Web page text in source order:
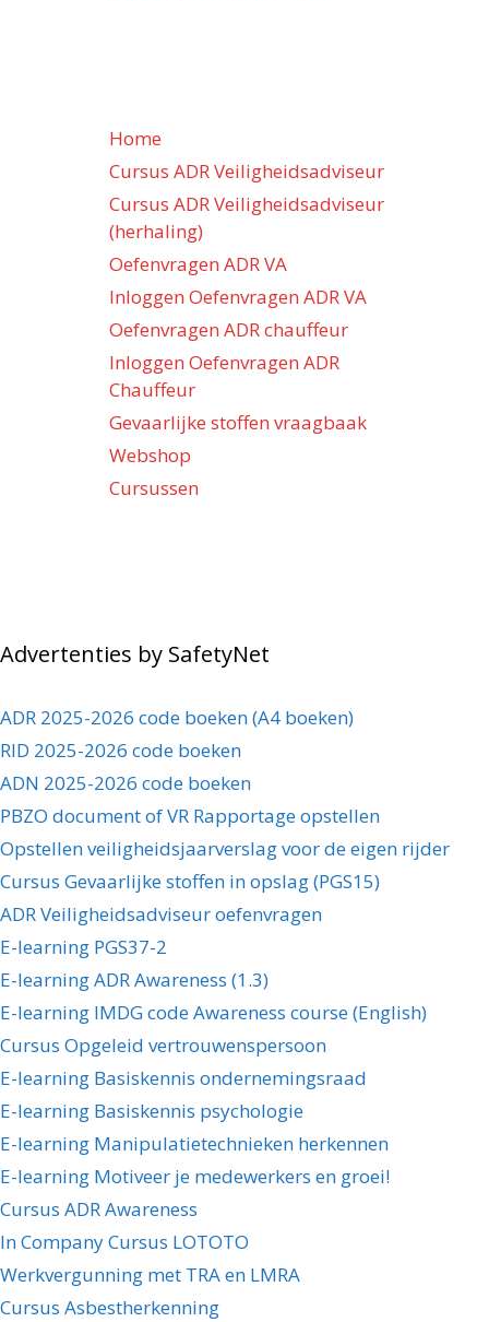
Home
Cursus ADR Veiligheidsadviseur
Cursus ADR Veiligheidsadviseur
(herhaling)
Oefenvragen ADR VA
Inloggen Oefenvragen ADR VA
Oefenvragen ADR chauffeur
Inloggen Oefenvragen ADR
Chauffeur
Gevaarlijke stoffen vraagbaak
Webshop
Cursussen
Advertenties by SafetyNet
ADR 2025-2026 code boeken (A4 boeken)
RID 2025-2026 code boeken
ADN 2025-2026 code boeken
PBZO document of VR Rapportage opstellen
Opstellen veiligheidsjaarverslag voor de eigen rijder
Cursus Gevaarlijke stoffen in opslag (PGS15)
ADR Veiligheidsadviseur oefenvragen
E-learning PGS37-2
E-learning ADR Awareness (1.3)
E-learning IMDG code Awareness course (English)
Cursus Opgeleid vertrouwenspersoon
E-learning Basiskennis ondernemingsraad
E-learning Basiskennis psychologie
E-learning Manipulatietechnieken herkennen
E-learning Motiveer je medewerkers en groei!
Cursus ADR Awareness
In Company Cursus LOTOTO
Werkvergunning met TRA en LMRA
Cursus Asbestherkenning